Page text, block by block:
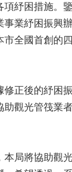
紓困措施。
業紓困振興
全國首創的
正後的紓困
觀光管筏業
局將協助觀